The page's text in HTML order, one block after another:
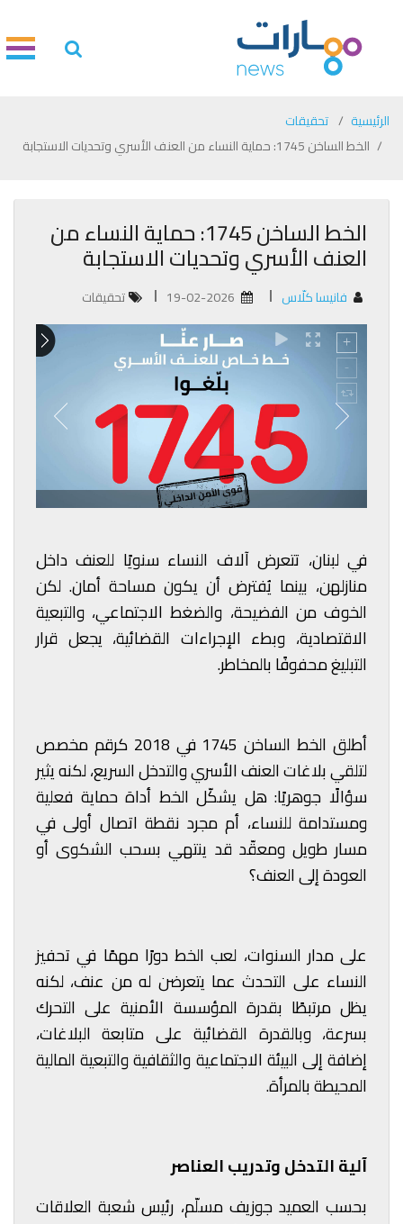
الرئيسية
تحقيقات
الخط الساخن 1745: حماية النساء من العنف الأسري وتحديات الاستجابة
الخط الساخن 1745: حماية النساء من
العنف الأسري وتحديات الاستجابة
فانيسا كلّاس تحقيقات
في لبنان، تتعرض آلاف النساء سنويًا للعنف داخل
منازلهن، بينما يُفترض أن يكون مساحة أمان. لكن
الخوف من الفضيحة، والضغط الاجتماعي، والتبعية
الاقتصادية، وبطء الإجراءات القضائية، يجعل قرار
التبليغ محفوفًا بالمخاطر.
أطلق الخط الساخن 1745 في 2018 كرقم مخصص
لتلقي بلاغات العنف الأسري والتدخل السريع، لكنه يثير
سؤالًا جوهريًا: هل يشكّل الخط أداة حماية فعلية
ومستدامة للنساء، أم مجرد نقطة اتصال أولى في
مسار طويل ومعقّد قد ينتهي بسحب الشكوى أو
العودة إلى العنف؟
على مدار السنوات، لعب الخط دورًا مهمًا في تحفيز
النساء على التحدث عما يتعرضن له من عنف، لكنه
يظل مرتبطًا بقدرة المؤسسة الأمنية على التحرك
بسرعة، وبالقدرة القضائية على متابعة البلاغات،
إضافة إلى البيئة الاجتماعية والثقافية والتبعية المالية
المحيطة بالمرأة.
آلية التدخل وتدريب العناصر
بحسب العميد جوزيف مسلّم، رئيس شعبة العلاقات